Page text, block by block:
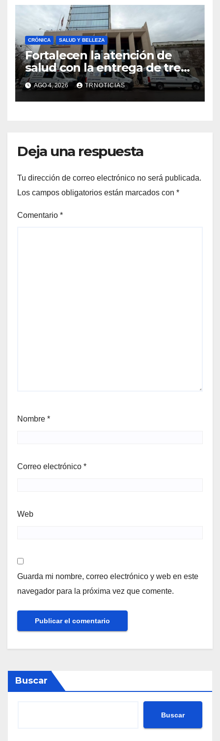
CRÓNICA SALUD Y BELLEZA
Fortalecen la atención de
salud con la entrega de tres
nuevas ambulancias para
Cauquenes y Sagrada Familia
AGO 4, 2026 TRNOTICIAS
Deja una respuesta
Tu dirección de correo electrónico no será publicada.
Los campos obligatorios están marcados con *
Comentario *
Nombre *
Correo electrónico *
Web
Guarda mi nombre, correo electrónico y web en este
navegador para la próxima vez que comente.
Buscar
Buscar